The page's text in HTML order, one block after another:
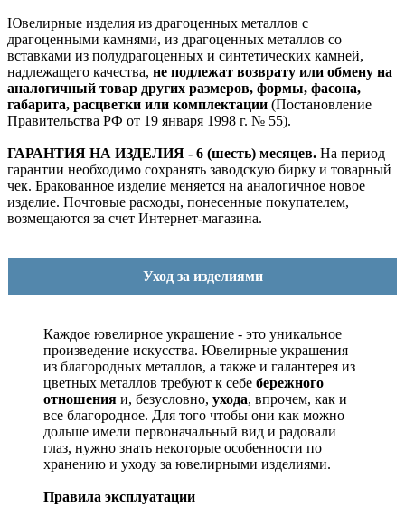
Ювелирные изделия из драгоценных металлов с
драгоценными камнями, из драгоценных металлов со
вставками из полудрагоценных и синтетических камней,
надлежащего качества, не подлежат возврату или обмену на
аналогичный товар других размеров, формы, фасона,
габарита, расцветки или комплектации (Постановление
Правительства РФ от 19 января 1998 г. № 55).
ГАРАНТИЯ НА ИЗДЕЛИЯ - 6 (шесть) месяцев. На период
гарантии необходимо сохранять заводскую бирку и товарный
чек. Бракованное изделие меняется на аналогичное новое
изделие. Почтовые расходы, понесенные покупателем,
возмещаются за счет Интернет-магазина.
Уход за изделиями
Каждое ювелирное украшение - это уникальное
произведение искусства. Ювелирные украшения
из благородных металлов, а также и галантерея из
цветных металлов требуют к себе бережного
отношения и, безусловно, ухода, впрочем, как и
все благородное. Для того чтобы они как можно
дольше имели первоначальный вид и радовали
глаз, нужно знать некоторые особенности по
хранению и уходу за ювелирными изделиями.
Правила эксплуатации